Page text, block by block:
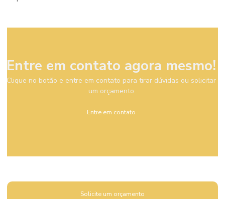
Entre em contato agora mesmo!
Clique no botão e entre em contato para tirar dúvidas ou solicitar
um orçamento
Entre em contato
Solicite um orçamento